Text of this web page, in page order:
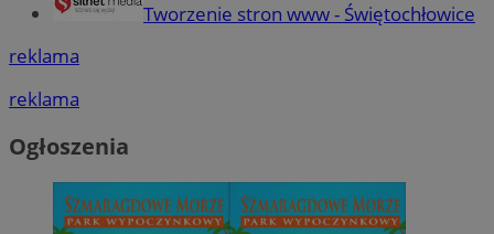
Tworzenie stron www - Świętochłowice
reklama
reklama
Ogłoszenia